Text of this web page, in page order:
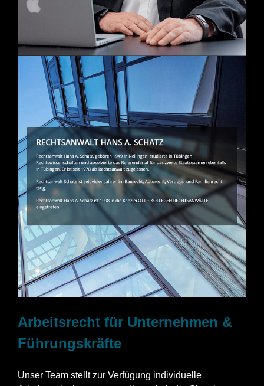
Arbeitsrecht für Unternehmen &
Führungskräfte
Unser Team stellt zur Verfügung individuelle